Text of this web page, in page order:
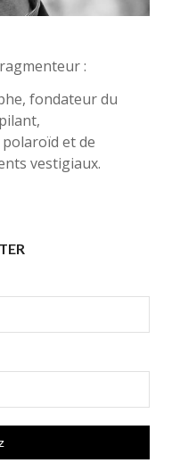
:
fondateur du
et de
vestigiaux.